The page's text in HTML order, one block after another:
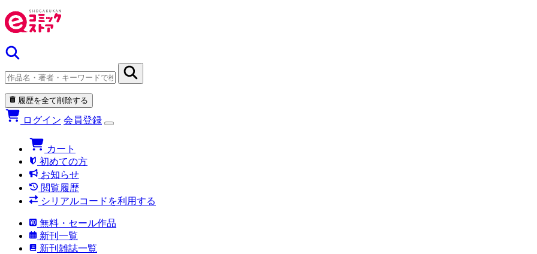
履歴を全て削除する
ログイン 会員登録
カート
初めての方
お知らせ
閲覧履歴
シリアルコードを利用する
無料・セール作品
新刊一覧
新刊雑誌一覧